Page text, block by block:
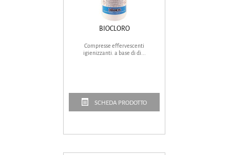
BIOCLORO
Compresse effervescenti
igienizzanti. a base di di...
SCHEDA PRODOTTO